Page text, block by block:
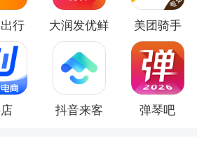
行 大润发优鲜 美团骑手
抖音来客 弹琴吧